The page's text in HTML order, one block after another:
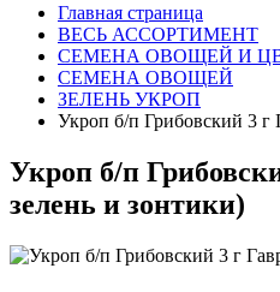
Главная страница
ВЕСЬ АССОРТИМЕНТ
СЕМЕНА ОВОЩЕЙ И
СЕМЕНА ОВОЩЕЙ
ЗЕЛЕНЬ УКРОП
Укроп б/п Грибовский 3 г
Укроп б/п
зелень и зонтики)